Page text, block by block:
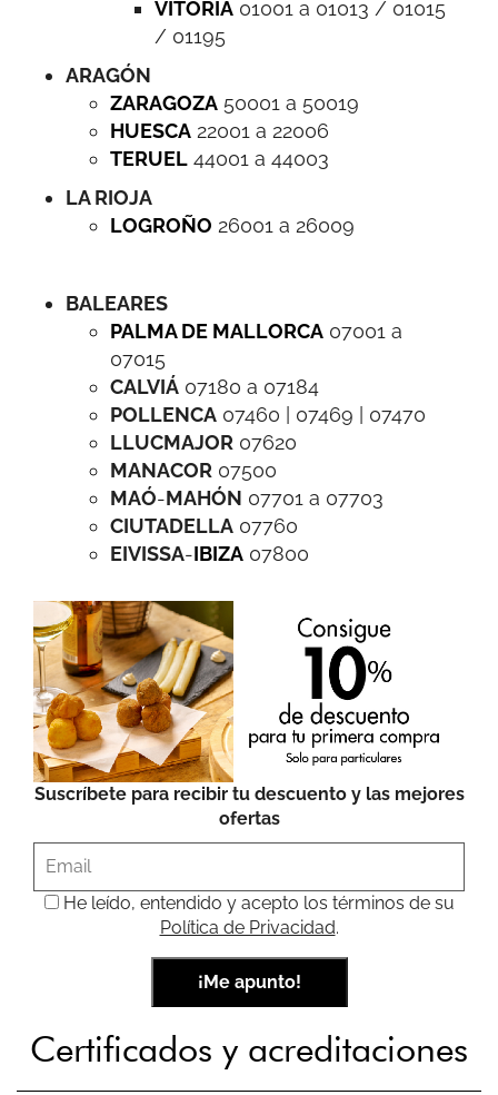
VITORIA 01001 a 01013 / 01015
/ 01195
ARAGÓN
ZARAGOZA 50001 a 50019
HUESCA 22001 a 22006
TERUEL 44001 a 44003
LA RIOJA
LOGROÑO 26001 a 26009
BALEARES
PALMA DE MALLORCA 07001 a
07015
CALVIÁ 07180 a 07184
POLLENCA 07460 | 07469 | 07470
LLUCMAJOR 07620
MANACOR 07500
MAÓ-MAHÓN 07701 a 07703
CIUTADELLA 07760
EIVISSA-IBIZA 07800
Suscríbete para recibir tu descuento y las mejores
ofertas
He leído, entendido y acepto los términos de su
Política de Privacidad.
Certificados y acreditaciones